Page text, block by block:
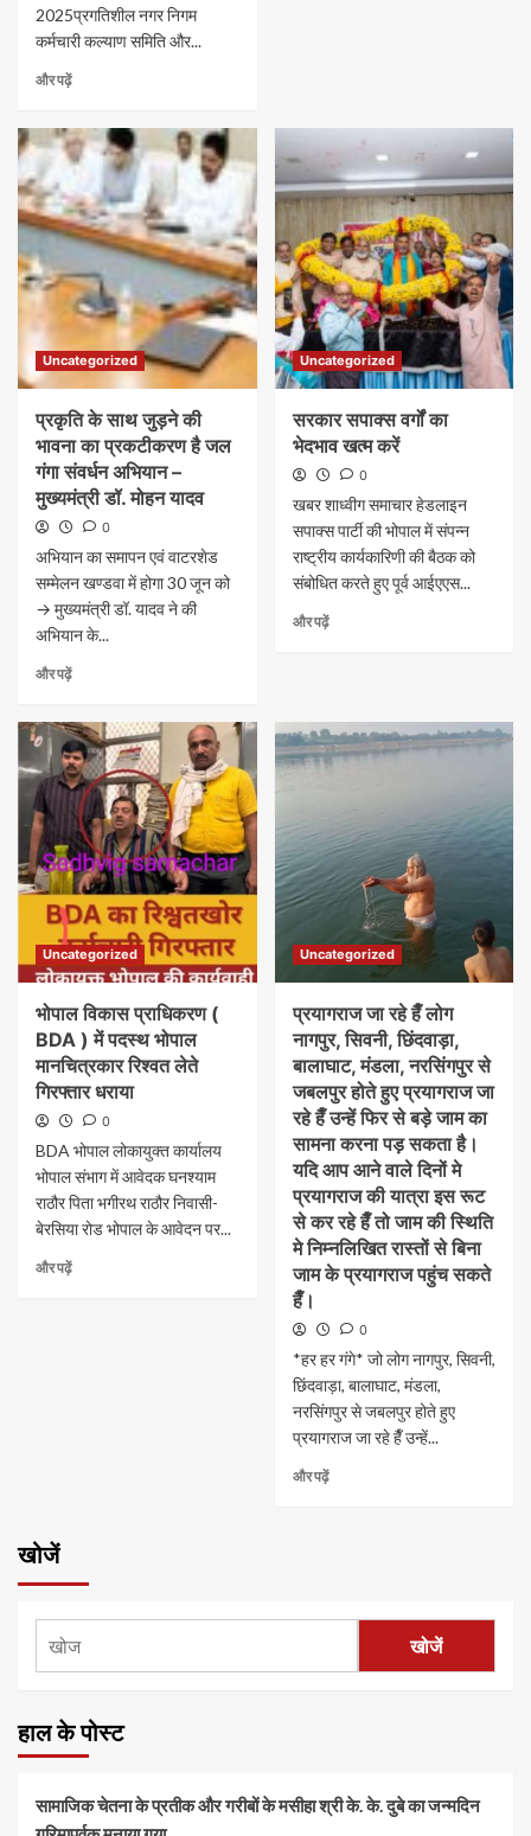
2025​प्रगतिशील नगर निगम
कर्मचारी कल्याण समिति और...
और पढ़ें
Uncategorized
प्रकृति के साथ जुड़ने की
भावना का प्रकटीकरण है जल
गंगा संवर्धन अभियान –
मुख्यमंत्री डॉ. मोहन यादव
0
अभियान का समापन एवं वाटरशेड
सम्मेलन खण्डवा में होगा 30 जून को
→ मुख्यमंत्री डॉ. यादव ने की
अभियान के...
और पढ़ें
Uncategorized
सरकार सपाक्स वर्गों का
भेदभाव खत्म करें
0
खबर शाध्वीग समाचार हेडलाइन
सपाक्स पार्टी की भोपाल में संपन्न
राष्ट्रीय कार्यकारिणी की बैठक को
संबोधित करते हुए पूर्व आईएएस...
और पढ़ें
Uncategorized
भोपाल विकास प्राधिकरण (
BDA ) में पदस्थ भोपाल
मानचित्रकार रिश्वत लेते
गिरफ्तार धराया
0
BDA भोपाल लोकायुक्त कार्यालय
भोपाल संभाग में आवेदक घनश्याम
राठौर पिता भगीरथ राठौर निवासी-
बेरसिया रोड भोपाल के आवेदन पर...
और पढ़ें
Uncategorized
प्रयागराज जा रहे हैँ लोग
नागपुर, सिवनी, छिंदवाड़ा,
बालाघाट, मंडला, नरसिंगपुर से
जबलपुर होते हुए प्रयागराज जा
रहे हैँ उन्हें फिर से बड़े जाम का
सामना करना पड़ सकता है।
यदि आप आने वाले दिनों मे
प्रयागराज की यात्रा इस रूट
से कर रहे हैँ तो जाम की स्थिति
मे निम्नलिखित रास्तों से बिना
जाम के प्रयागराज पहुंच सकते
हैँ।
0
*हर हर गंगे* जो लोग नागपुर, सिवनी,
छिंदवाड़ा, बालाघाट, मंडला,
नरसिंगपुर से जबलपुर होते हुए
प्रयागराज जा रहे हैँ उन्हें...
और पढ़ें
खोजें
खोजें
हाल के पोस्ट
सामाजिक चेतना के प्रतीक और गरीबों के मसीहा श्री के. के. दुबे का जन्मदिन